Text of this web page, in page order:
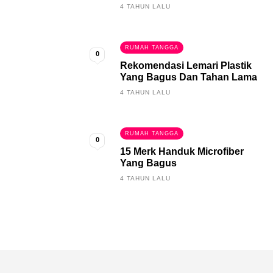
4 TAHUN LALU
0
RUMAH TANGGA
Rekomendasi Lemari Plastik
Yang Bagus Dan Tahan Lama
4 TAHUN LALU
0
RUMAH TANGGA
15 Merk Handuk Microfiber
Yang Bagus
4 TAHUN LALU